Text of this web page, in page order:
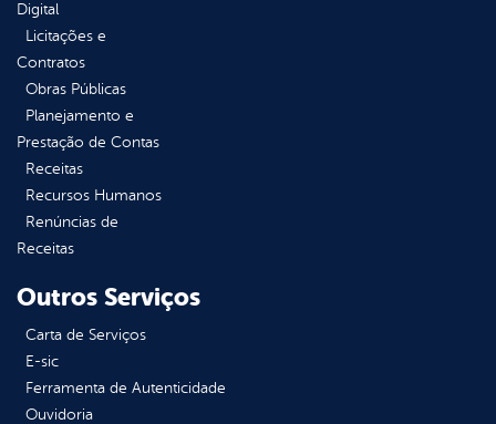
Digital
Licitações e
Contratos
Obras Públicas
Planejamento e
Prestação de Contas
Receitas
Recursos Humanos
Renúncias de
Receitas
Outros Serviços
Carta de Serviços
E-sic
Ferramenta de Autenticidade
Ouvidoria